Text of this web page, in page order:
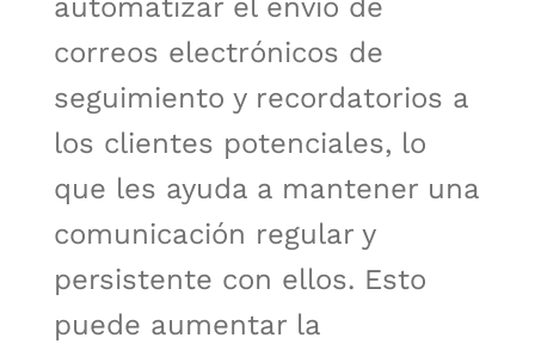
automatizar el envío de
correos electrónicos de
seguimiento y recordatorios a
los clientes potenciales, lo
que les ayuda a mantener una
comunicación regular y
persistente con ellos. Esto
puede aumentar la